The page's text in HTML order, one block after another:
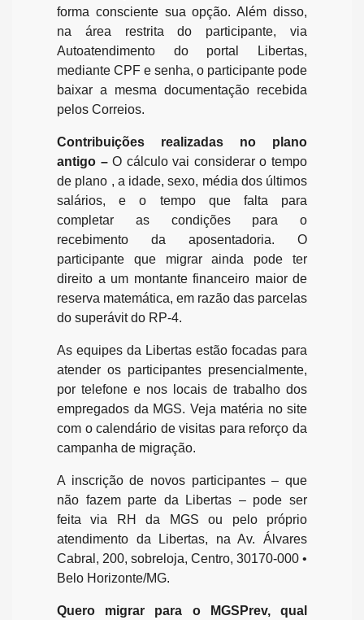
forma consciente sua opção. Além disso,
na área restrita do participante, via
Autoatendimento do portal Libertas,
mediante CPF e senha, o participante pode
baixar a mesma documentação recebida
pelos Correios.
Contribuições realizadas no plano
antigo –O cálculo vai considerar o tempo
de plano , a idade, sexo, média dos últimos
salários, e o tempo que falta para
completar as condições para o
recebimento da aposentadoria. O
participante que migrar ainda pode ter
direito a um montante financeiro maior de
reserva matemática, em razão das parcelas
do superávit do RP-4.
As equipes da Libertas estão focadas para
atender os participantes presencialmente,
por telefone e nos locais de trabalho dos
empregados da MGS. Veja matéria no site
com o calendário de visitas para reforço da
campanha de migração.
A inscrição de novos participantes – que
não fazem parte da Libertas – pode ser
feita via RH da MGS ou pelo próprio
atendimento da Libertas, na Av. Álvares
Cabral, 200, sobreloja, Centro, 30170-000 •
Belo Horizonte/MG.
Quero migrar para o MGSPrev, qual